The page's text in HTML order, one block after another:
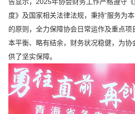
告显示，2025年协会财务工作严格遵守
度》及国家相关法律法规，秉持“服务为
的原则，全力保障协会日常运作及重点
本平衡、略有结余，财务状况稳健，为
供了坚实保障。